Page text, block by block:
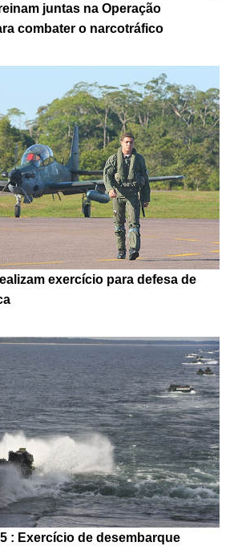
juntas na Operação
combater o narcotráfico
exercício para defesa de
: Exercício de desembarque